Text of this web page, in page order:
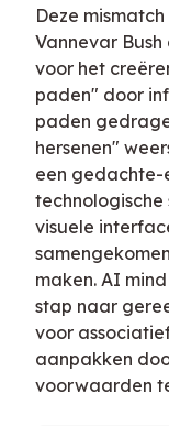
Deze
Vannevar
voor het
paden" door
paden
hersenen"
een gedachte-
visuele
maken. AI
stap naar
voor
aanpakken
voorwaarden